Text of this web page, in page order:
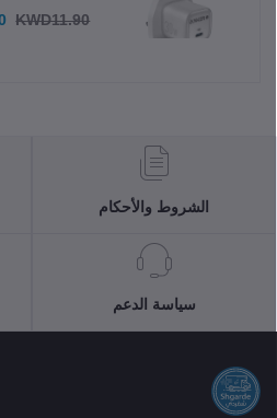
KWD11.90
الشروط والأحكام
سياسة الدعم